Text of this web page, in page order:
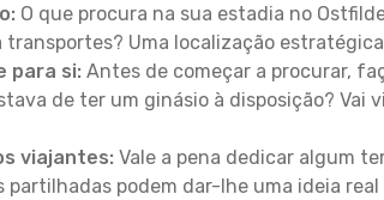
O que procura na sua estadia no
transportes? Uma localização
para si: Antes de começar a procurar,
de ter um ginásio à disposição?
viajantes: Vale a pena dedicar algum
partilhadas podem dar-lhe uma ideia